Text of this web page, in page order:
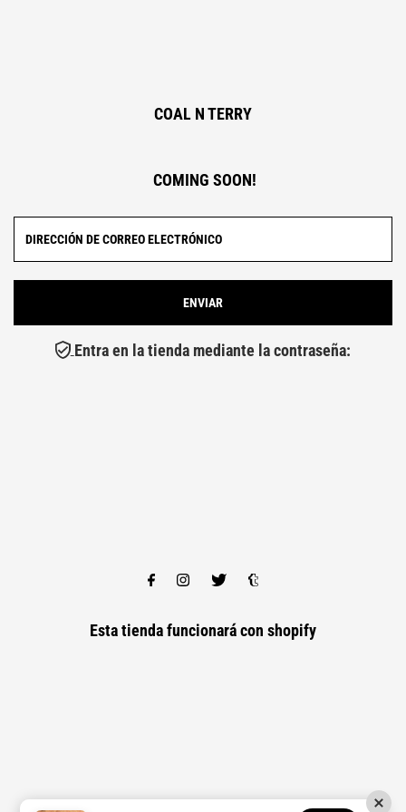
COAL N TERRY
COMING SOON!
Entra en la tienda mediante la contraseña:
Esta tienda funcionará con shopify